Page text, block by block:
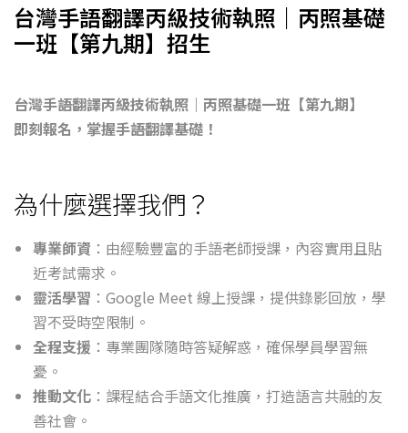
台灣手語翻譯丙級技術執照｜丙照基礎
一班【第九期】招生
台灣手語翻譯丙級技術執照｜丙照基礎一班【第九期】
即刻報名，掌握手語翻譯基礎！
為什麼選擇我們？
專業師資：由經驗豐富的手語老師授課，內容實用且貼
近考試需求。
靈活學習 ：Google Meet 線上授課，提供錄影回放，學
習不受時空限制。
全程支援 ：專業團隊隨時答疑解惑，確保學員學習無
憂。
推動文化：課程結合手語文化推廣，打造語言共融的友
善社會。